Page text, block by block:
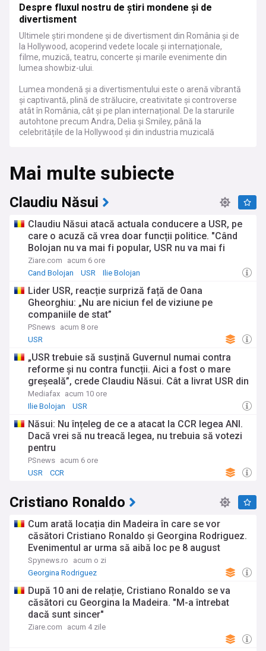
Despre fluxul nostru de știri mondene și de
divertisment
Ultimele știri mondene și de divertisment din România și de
la Hollywood, acoperind vedete locale și internaționale,
filme, muzică, teatru, concerte și marile evenimente din
lumea showbiz-ului.
Lumea mondenă și a divertismentului este o arenă vibrantă
și captivantă, plină de strălucire, creativitate și controverse
atât în România, cât și pe plan internațional. De la starurile
autohtone precum Andra, Delia și Smiley, până la
celebritățile de la Hollywood și din industria muzicală
de filme și albume muzicale, de apariții spectaculoase pe
covorul roșu, de premii prestigioase sau de povești picante
divertisment vă ține la curent cu tot ce contează.
zvonuri din lumea divertismentului prin intermediul fluxului
nostru de știri. Vă aducem informații de ultimă oră și
dezvăluiri exclusive din surse de încredere, incluzând
anunțuri oficiale, interviuri, postări pe rețelele sociale și
articole din publicații de specialitate. Acoperim toate
profesionale și proiectele incitante, până la relațiile
amoroase, prieteniile și rivalitățile dintre vedete,
transformările de look și secretele din culise.
Nu ratați cele mai importante evenimente mondene și de
divertisment din România și de pe mapamond. Vă aducem
reportaje și cronici de la gale precum Premiile Gopo, UNITER
sau Elle Style Awards, de la festivaluri muzicale precum
Untold, Neversea și Electric Castle, precum și de la
concertele și reprezentațiile teatrale ale celor mai îndrăgiți
cum ar fi Oscarurile, Grammy Awards, Globurile de Aur sau
MTV Music Awards, ținându-vă la curent cu trofeele
câștigate de vedete și cu momentele memorabile de pe
covorul roșu.
Dincolo de strălucirea lumii mondene, fluxul nostru de știri
explorează și poveștile umane din spatele celebrității. Vă
dezvăluie latura mai puțin cunoscută a vedetelor, incluzând
provocările și sacrificiile din spatele succesului, activitățile
ale celebrităților pe teme sociale și politice. Examinăm, de
asemenea, impactul cultural și social al industriei
divertismentului, de la influența filmelor și a muzicii asupra
societății, până la rolul vedetelor ca modele și agenți ai
schimbării.
Indiferent dacă sunteți un cinefil pasionat, un meloman
înfocat sau pur și simplu curios să aflați ultimele noutăți și
bârfe din lumea divertismentului, fluxul nostru NewsNow
dedicat secțiunilor "Monden" și "Divertisment" vă ține
Mai multe subiecte
Claudiu Năsui
Claudiu Năsui atacă actuala conducere a USR, pe
care o acuză că vrea doar funcții politice. "Când
Bolojan nu va mai fi popular, USR nu va mai fi
alături de el"
Ziare.com
acum 6 ore
Cand Bolojan
USR Ilie Bolojan
Lider USR, reacție surpriză față de Oana
Gheorghiu: „Nu are niciun fel de viziune pe
companiile de stat”
PSnews acum 8 ore
USR
„USR trebuie să susțină Guvernul numai contra
reforme și nu contra funcții. Aici a fost o mare
greșeală”, crede Claudiu Năsui. Cât a livrat USR din
propriul program de guvernare
Mediafax acum 10 ore
Ilie Bolojan
USR
Năsui: Nu înțeleg de ce a atacat la CCR legea ANI.
Dacă vrei să nu treacă legea, nu trebuia să votezi
pentru
PSnews acum 6 ore
USR
CCR
Cristiano Ronaldo
Cum arată locația din Madeira în care se vor
căsători Cristiano Ronaldo și Georgina Rodriguez.
Evenimentul ar urma să aibă loc pe 8 august
Spynews.ro
acum o zi
Georgina Rodriguez
După 10 ani de relație, Cristiano Ronaldo se va
căsători cu Georgina la Madeira. "M-a întrebat
dacă sunt sincer"
Ziare.com acum 4 zile